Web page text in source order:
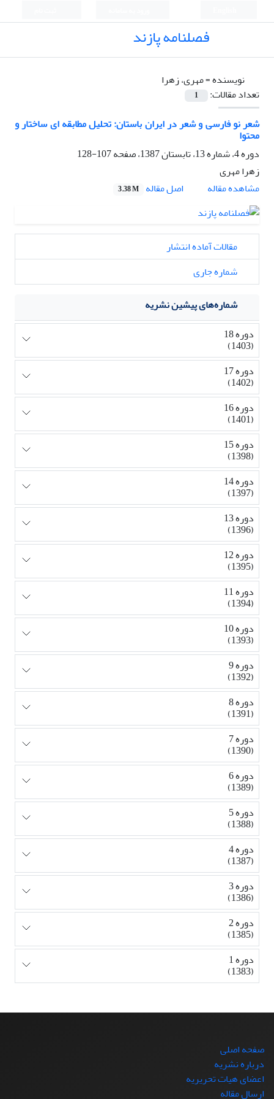
فصلنامه پازند
نویسنده =مهری، زهرا
تعداد مقالات:
1
شعر نو فارسی و شعر در ایران باستان: تحلیل مطابقه ای ساختار و
محتوا
دوره 4، شماره 13، تابستان 1387، صفحه
107-128
زهرا مهری
مشاهده مقاله
اصل مقاله 3.38 M
مقالات آماده انتشار
شماره جاری
شماره‌های پیشین نشریه
دوره 18
(1403)
دوره 17
(1402)
دوره 16
(1401)
دوره 15
(1398)
دوره 14
(1397)
دوره 13
(1396)
دوره 12
(1395)
دوره 11
(1394)
دوره 10
(1393)
دوره 9
(1392)
دوره 8
(1391)
دوره 7
(1390)
دوره 6
(1389)
دوره 5
(1388)
دوره 4
(1387)
دوره 3
(1386)
دوره 2
(1385)
دوره 1
(1383)
صفحه اصلی
درباره نشریه
اعضای هیات تحریریه
ارسال مقاله